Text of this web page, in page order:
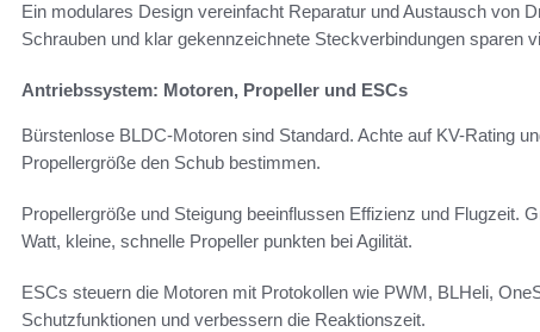
Ein modulares Design vereinfacht Reparatur und Austausch von
Schrauben und klar gekennzeichnete Steckverbindungen sparen
Antriebssystem: Motoren, Propeller und ESCs
Bürstenlose BLDC-Motoren sind Standard. Achte auf KV-Rating
Propellergröße den Schub bestimmen.
Propellergröße und Steigung beeinflussen Effizienz und Flugzeit.
Watt, kleine, schnelle Propeller punkten bei Agilität.
ESCs steuern die Motoren mit Protokollen wie PWM, BLHeli,
Schutzfunktionen und verbessern die Reaktionszeit.